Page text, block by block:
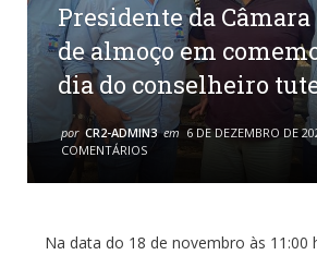
Presidente da
de almoço em
dia do conselheiro
por CR2-ADMIN3 em 6 DE DEZEMBRO DE
COMENTÁRIOS
Na data do 18 de novembro às 11:00